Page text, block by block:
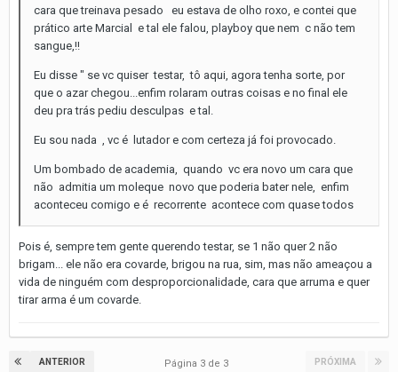
cara que treinava pesado eu estava de olho roxo, e contei que
prático arte Marcial e tal ele falou, playboy que nem c não tem
sangue,!!
Eu disse " se vc quiser testar, tô aqui, agora tenha sorte, por
que o azar chegou...enfim rolaram outras coisas e no final ele
deu pra trás pediu desculpas e tal.
Eu sou nada , vc é lutador e com certeza já foi provocado.
Um bombado de academia, quando vc era novo um cara que
não admitia um moleque novo que poderia bater nele, enfim
aconteceu comigo e é recorrente acontece com quase todos
Pois é, sempre tem gente querendo testar, se 1 não quer 2 não
brigam... ele não era covarde, brigou na rua, sim, mas não ameaçou a
vida de ninguém com desproporcionalidade, cara que arruma e quer
tirar arma é um covarde.
ANTERIOR PRÓXIMA
Página 3 de 3